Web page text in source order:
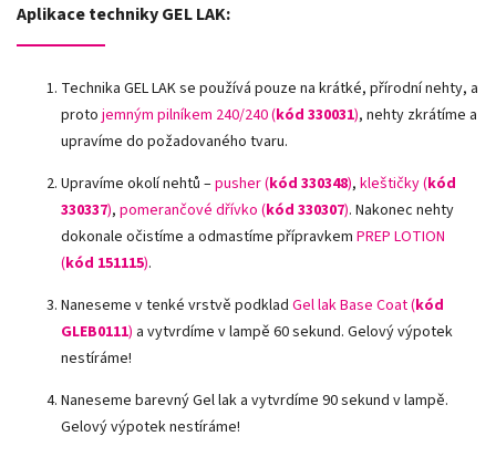
Aplikace techniky GEL LAK:
Technika GEL LAK se používá pouze na krátké, přírodní nehty, a
proto jemným pilníkem 240/240 (kód 330031), nehty zkrátíme a
upravíme do požadovaného tvaru.
Upravíme okolí nehtů –pusher (kód 330348), kleštičky (kód
330337), pomerančové dřívko (kód 330307). Nakonec nehty
dokonale očistíme a odmastíme přípravkem PREP LOTION
(kód 151115).
Naneseme v tenké vrstvě podklad Gel lak Base Coat (kód
GLEB0111) a vytvrdíme v lampě 60 sekund. Gelový výpotek
nestíráme!
Naneseme barevný Gel lak a vytvrdíme 90 sekund v lampě.
Gelový výpotek nestíráme!